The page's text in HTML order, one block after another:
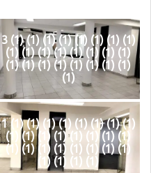
3 (1) (1) (1) (1) (1) (1) (1) (1)
(1) (1) (1) (1) (1) (1) (1) (1)
(1) (1) (1) (1) (1) (1) (1) (1)
(1)
1 (1) (1) (1) (1) (1) (1) (1) (1)
(1) (1) (1) (1) (1) (1) (1) (1)
(1) (1) (1) (1) (1) (1) (1) (1)
(1) (1) (1) (1)